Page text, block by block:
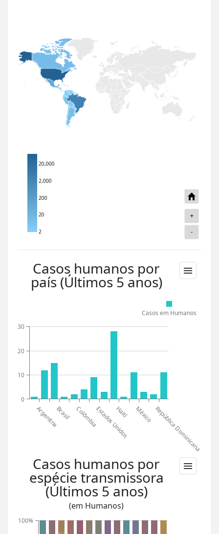
2
20
200
2,000
20,000
+
-
Casos humanos por
país (Últimos 5 anos)
ArgentinaBrasil ColômbiaEstados Unidos
Haití México República Dominicana
0
10
20
30
Casos em Humanos
Casos humanos por
espécie transmissora
(Últimos 5 anos)
(em Humanos)
100%